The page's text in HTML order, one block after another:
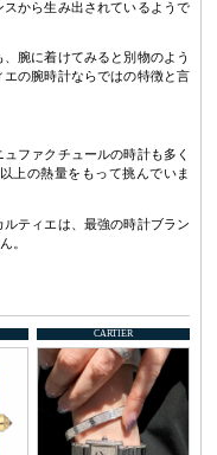
から生み出されているようで
腕に着けてみると別物のよう
の腕時計ならではの特徴と言
ファクチュールの時計も多く
上の熱量をもって挑んでいま
ティエは、最強の時計ブラン
。
CARTIER